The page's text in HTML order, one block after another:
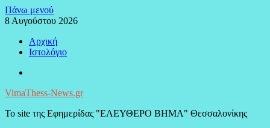
Μεταπηδήστε
στο
Πάνω μενού
8 Αυγούστου 2026
Αρχική
Ιστολόγιο
VimaThess-News.gr
Το site της Εφημερίδας "ΕΛΕΥΘΕΡΟ ΒΗΜΑ" Θεσσαλονίκης